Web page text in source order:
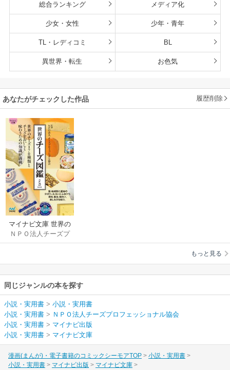
総合ランキング メディア化
少女・女性 少年・青年
TL・レディコミ BL
異世界・転生 お色気
あなたがチェックした作品 履歴削除
マイナビ文庫 世界の
チーズ図鑑ミニ
ＮＰＯ法人チーズプ
ロフェッショナル協
もっと見る
同じジャンルの本を探す
小説・実用書 > 小説・実用書
小説・実用書 > ＮＰＯ法人チーズプロフェッショナル協会
小説・実用書 > マイナビ出版
小説・実用書 > マイナビ文庫
漫画(まんが)・電子書籍のコミックシーモアTOP
小説・実用書
小説・実用書
マイナビ出版
マイナビ文庫